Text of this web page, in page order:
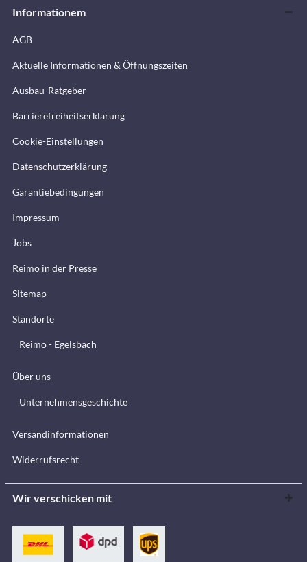
Informationem
AGB
Aktuelle Informationen & Öffnungszeiten
Ausbau-Ratgeber
Barrierefreiheitserklärung
Cookie-Einstellungen
Datenschutzerklärung
Garantiebedingungen
Impressum
Jobs
Reimo in der Presse
Sitemap
Standorte
Reimo - Egelsbach
Über uns
Unternehmensgeschichte
Versandinformationen
Widerrufsrecht
Wir verschicken mit